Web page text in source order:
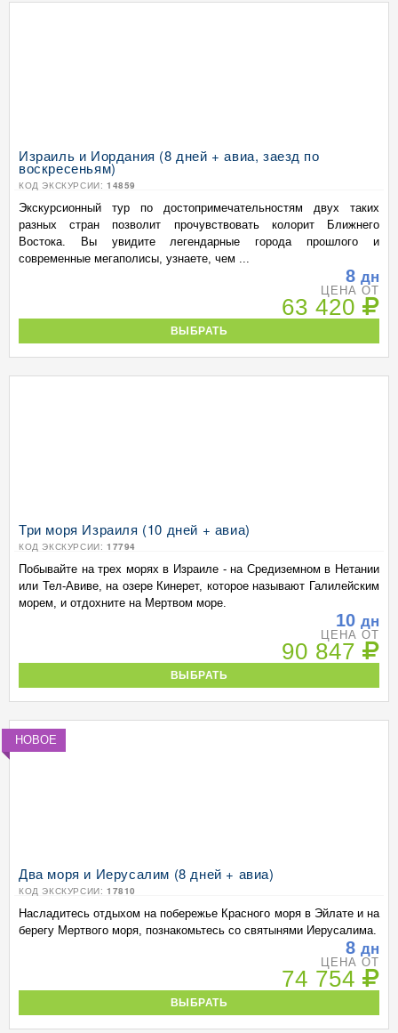
Израиль и Иордания (8 дней + авиа, заезд по
воскресеньям)
КОД ЭКСКУРСИИ: 14859
Экскурсионный тур по достопримечательностям двух таких
разных стран позволит прочувствовать колорит Ближнего
Востока. Вы увидите легендарные города прошлого и
современные мегаполисы, узнаете, чем ...
8 дн
ЦЕНА ОТ
63 420
ВЫБРАТЬ
Три моря Израиля (10 дней + авиа)
КОД ЭКСКУРСИИ: 17794
Побывайте на трех морях в Израиле - на Средиземном в Нетании
или Тел-Авиве, на озере Кинерет, которое называют Галилейским
морем, и отдохните на Мертвом море.
10 дн
ЦЕНА ОТ
90 847
ВЫБРАТЬ
НОВОЕ
Два моря и Иерусалим (8 дней + авиа)
КОД ЭКСКУРСИИ: 17810
Насладитесь отдыхом на побережье Красного моря в Эйлате и на
берегу Мертвого моря, познакомьтесь со святынями Иерусалима.
8 дн
ЦЕНА ОТ
74 754
ВЫБРАТЬ